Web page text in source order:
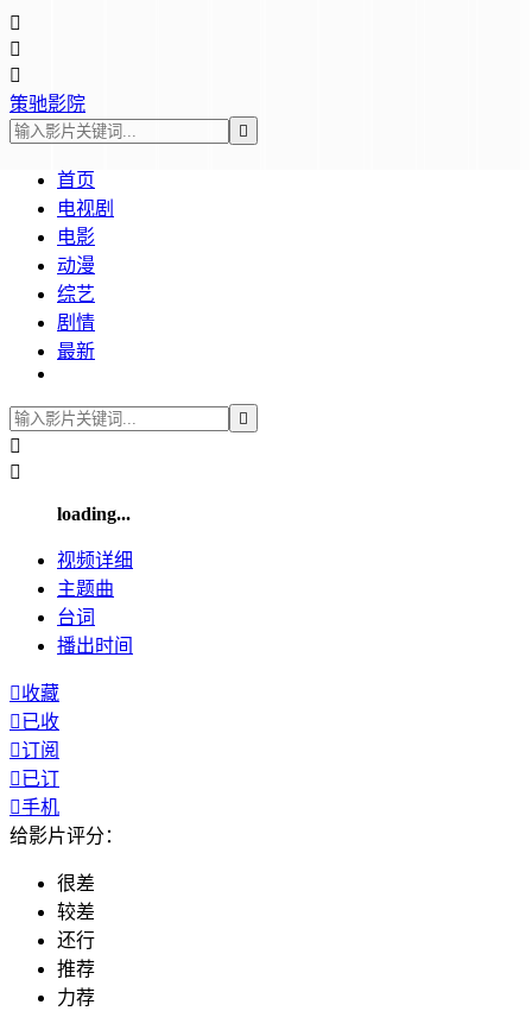



策驰影院

首页
电视剧
电影
动漫
综艺
剧情
最新



loading...
视频详细
主题曲
台词
播出时间
收藏
已收
订阅
已订
手机
给影片评分：
很差
较差
还行
推荐
力荐